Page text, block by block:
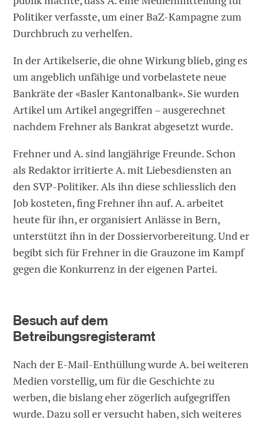
Politiker verfasste, um einer BaZ-Kampagne zum
Durchbruch zu verhelfen.
In der Artikelserie, die ohne Wirkung blieb, ging es
um angeblich unfähige und vorbelastete neue
Bankräte der «Basler Kantonalbank». Sie wurden
Artikel um Artikel angegriffen – ausgerechnet
nachdem Frehner als Bankrat abgesetzt wurde.
Frehner und A. sind langjährige Freunde. Schon
als Redaktor irritierte A. mit Liebesdiensten an
den SVP-Politiker. Als ihn diese schliesslich den
Job kosteten, fing Frehner ihn auf. A. arbeitet
heute für ihn, er organisiert Anlässe in Bern,
unterstützt ihn in der Dossiervorbereitung. Und er
begibt sich für Frehner in die Grauzone im Kampf
gegen die Konkurrenz in der eigenen Partei.
Besuch auf dem
Betreibungsregisteramt
Nach der E-Mail-Enthüllung wurde A. bei weiteren
Medien vorstellig, um für die Geschichte zu
werben, die bislang eher zögerlich aufgegriffen
wurde. Dazu soll er versucht haben, sich weiteres